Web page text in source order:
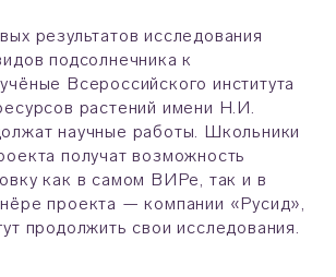
результатов исследования
подсолнечника к
Всероссийского института
растений имени Н.И.
научные работы. Школьники
получат возможность
как в самом ВИРе, так и в
проекта — компании «Русид»,
продолжить свои исследования.